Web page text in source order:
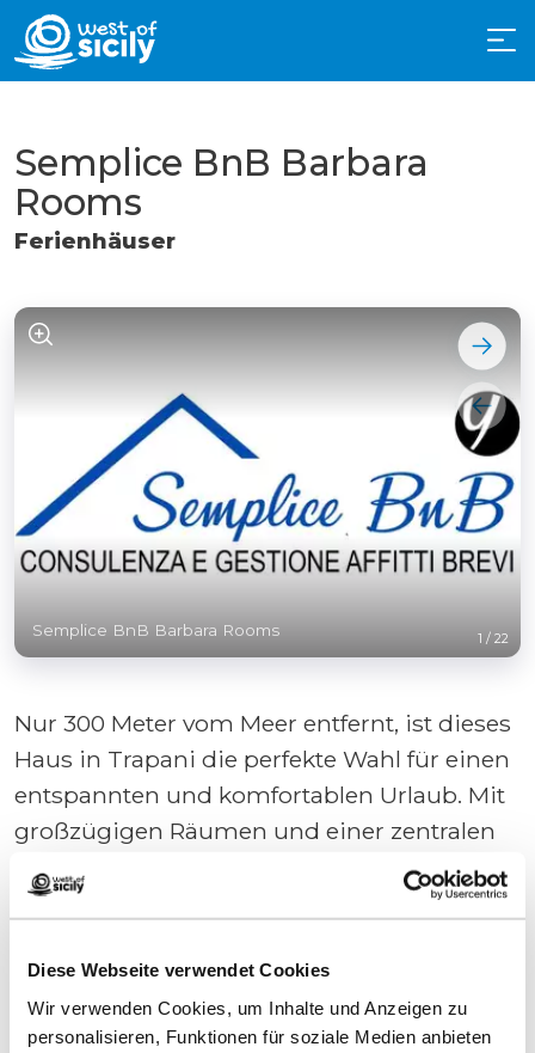
Diese Webseite verwendet Cookies
Wir verwenden Cookies, um Inhalte und Anzeigen zu
personalisieren, Funktionen für soziale Medien anbieten
Semplice BnB Barbara
Rooms
Ferienhäuser
Semplice BnB Barbara Rooms 1 / 22
Nur 300 Meter vom Meer entfernt, ist dieses
Haus in Trapani die perfekte Wahl für einen
entspannten und komfortablen Urlaub. Mit
großzügigen Räumen und einer zentralen
Lage ist es ideal für Familien und Gruppen
bis zu 7 Personen. Die Unterkunft verfügt
Klimaanlage, und ein Wohnzimmer mit
Schlafsofa und Einzelbett,...